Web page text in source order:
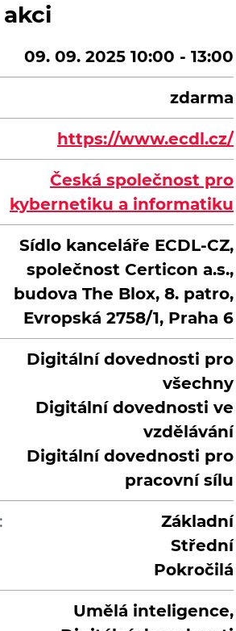
09. 09. 2025 10:00 - 13:00
zdarma
https://www.ecdl.cz/
Česká společnost pro
kybernetiku a informatiku
Sídlo kanceláře ECDL-CZ,
společnost Certicon a.s.,
budova The Blox, 8. patro,
Evropská 2758/1, Praha 6
Digitální dovednosti pro
všechny
Digitální dovednosti ve
vzdělávání
Digitální dovednosti pro
pracovní sílu
Základní
Střední
Pokročilá
Umělá inteligence,